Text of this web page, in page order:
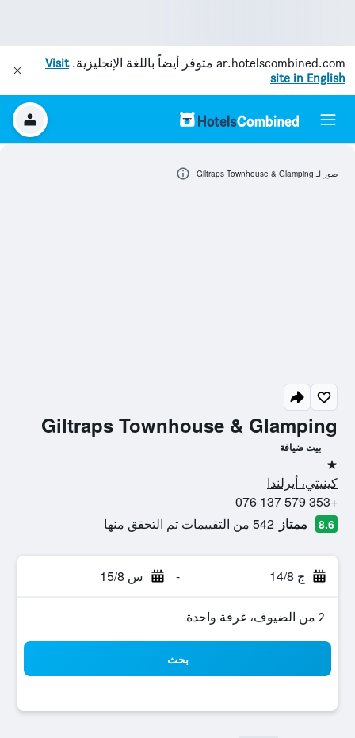
ar.hotelscombined.com متوفر أيضاً باللغة الإنجليزية.Visit
site in English
Giltraps Townhouse & Glamping
بيت ضيافة
نجمة واحدة
كينيتي، أيرلندا
+353 579 137 076
8.6 ممتاز 542 من التقييمات تم التحقق منها
ج 14/8 - س 15/8
2 من الضيوف، غرفة واحدة
بحث
صور لـ Giltraps Townhouse & Glamping